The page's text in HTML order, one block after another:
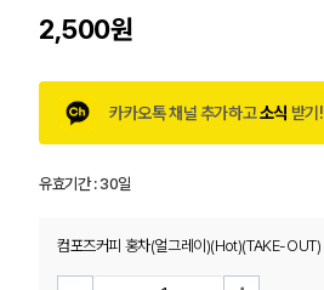
2,500원
카카오톡 채널 추가하고소식 받기!
유효기간 :30일
컴포즈커피 홍차(얼그레이)(Hot)(TAKE-OUT)